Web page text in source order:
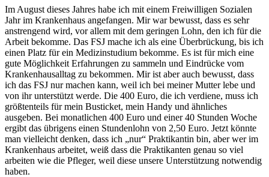
Im August dieses Jahres habe ich mit einem Freiwilligen Sozialen
Jahr im Krankenhaus angefangen. Mir war bewusst, dass es sehr
anstrengend wird, vor allem mit dem geringen Lohn, den ich für die
Arbeit bekomme. Das FSJ mache ich als eine Überbrückung, bis ich
einen Platz für ein Medizinstudium bekomme. Es ist für mich eine
gute Möglichkeit Erfahrungen zu sammeln und Eindrücke vom
Krankenhausalltag zu bekommen. Mir ist aber auch bewusst, dass
ich das FSJ nur machen kann, weil ich bei meiner Mutter lebe und
von ihr unterstützt werde. Die 400 Euro, die ich verdiene, muss ich
größtenteils für mein Busticket, mein Handy und ähnliches
ausgeben. Bei monatlichen 400 Euro und einer 40 Stunden Woche
ergibt das übrigens einen Stundenlohn von 2,50 Euro. Jetzt könnte
man vielleicht denken, dass ich „nur“ Praktikantin bin, aber wer im
Krankenhaus arbeitet, weiß dass die Praktikanten genau so viel
arbeiten wie die Pfleger, weil diese unsere Unterstützung notwendig
haben.